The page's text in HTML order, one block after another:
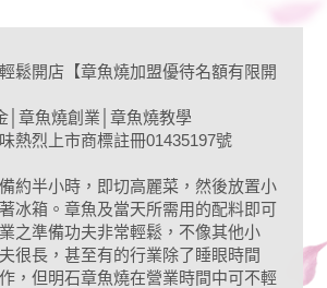
鬆開店【章魚燒加盟優待名額有限開
│章魚燒創業│章魚燒教學
熱烈上市商標註冊01435197號
約半小時，即切高麗菜，然後放置小
冰箱。章魚及當天所需用的配料即可
之準備功夫非常輕鬆，不像其他小
很長，甚至有的行業除了睡眼時間
，但明石章魚燒在營業時間中可不輕